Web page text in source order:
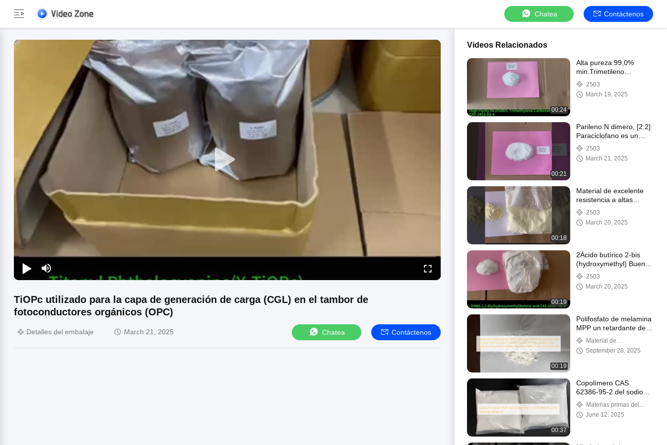
Chatea Contáctenos
TiOPc utilizado para la capa de generación de carga (CGL) en el tambor de
fotoconductores orgánicos (OPC)
Detalles del embalaje March 21, 2025 Chatea Contáctenos
Videos Relacionados
00:24
Alta pureza 99,0%
min.Trimetileno
carbonato TMC
utilizado para el
polímero absorbible
2503
March 19, 2025
00:21
Parileno N dimero, [2.2]
Paraciclofano es un
nanomaterial polimérico
sintetizado
orgánicamente
2503
March 21, 2025
00:18
Material de excelente
resistencia a altas
temperaturas N,N-4,4-
difenilmetyenebismaleimida
((Bismaleimida,IMC
2503
March 20, 2025
00:19
2Ácido butírico 2-bis
(hydroxymethyl) Buena
solubilidad, respetuoso
con el medio ambiente
Agente hidrofílico de
2503
March 20, 2025
00:19
Polifosfato de melamina
MPP un retardante de
llama sin halógenos con
muy alta estabilidad
térmica ampliamente
termoestable fibra de
caucho fibra de vidrio
66
Material de
revestimiento de caucho
September 28, 2025
00:37
Copolímero CAS
62386-95-2 del sodio
PVM mA del calcio para
el pegamento de la
dentadura
Materias primas del
cuidado personal
June 12, 2025